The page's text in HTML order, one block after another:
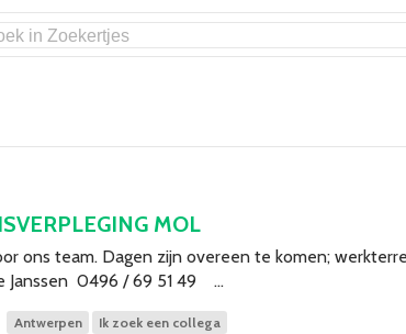
MOL
ons team. Dagen zijn overeen te komen;
Janssen 0496 / 69 51 49 …
Antwerpen Ik zoek een collega